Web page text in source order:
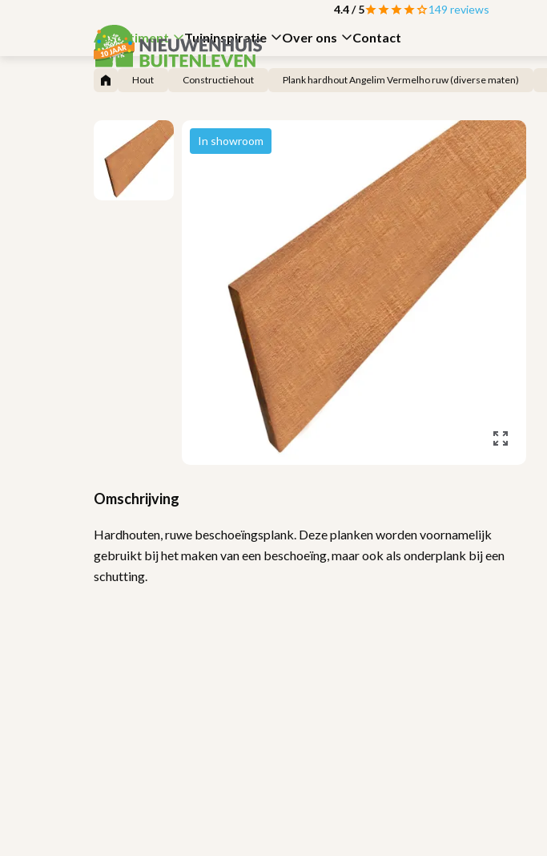
4.4/ 5 149 reviews
Assortiment Tuininspiratie Over ons Contact
Hout Constructiehout Plank hardhout Angelim Vermelho ruw (diverse maten)
In showroom
Omschrijving
Hardhouten, ruwe beschoeïngsplank. Deze planken worden voornamelijk
gebruikt bij het maken van een beschoeïng, maar ook als onderplank bij een
schutting.